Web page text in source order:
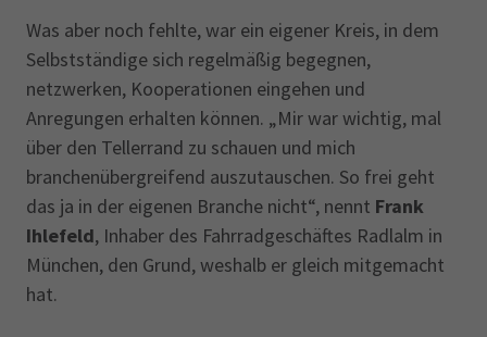
Was aber noch fehlte, war ein eigener Kreis, in dem
Selbstständige sich regelmäßig begegnen,
netzwerken, Kooperationen eingehen und
Anregungen erhalten können. „Mir war wichtig, mal
über den Tellerrand zu schauen und mich
branchenübergreifend auszutauschen. So frei geht
das ja in der eigenen Branche nicht“, nennt Frank
Ihlefeld, Inhaber des Fahrradgeschäftes Radlalm in
München, den Grund, weshalb er gleich mitgemacht
hat.